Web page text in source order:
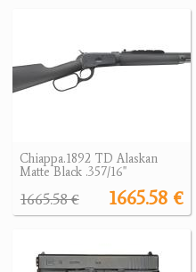
Chiappa.1892 TD Alaskan
Matte Black .357/16"
1665.58 €
1665.58 €